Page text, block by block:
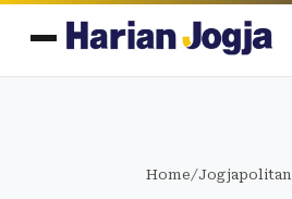
Home/Jogjapolitan